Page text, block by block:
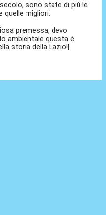
sono state di più le
quelle migliori.
premessa, devo
ambientale questa è
storia della Lazio!|